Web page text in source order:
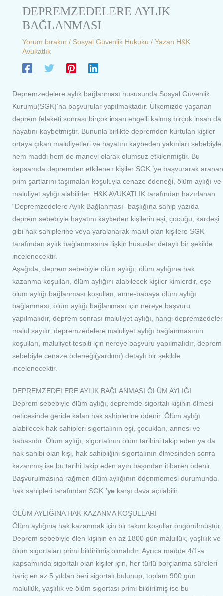
DEPREMZEDELERE AYLIK
BAĞLANMASI
Yorum bırakın / Sosyal Güvenlik Hukuku / Yazan H&K
Avukatlık
Depremzedelere aylık bağlanması hususunda Sosyal Güvenlik
Kurumu(SGK)’na başvurular yapılmaktadır. Ülkemizde yaşanan
deprem felaketi sonrası birçok insan engelli kalmış birçok insan da
hayatını kaybetmiştir. Bununla birlikte depremden kurtulan kişiler
ortaya çıkan maluliyetleri ve hayatını kaybeden yakınları sebebiyle
hem maddi hem de manevi olarak olumsuz etkilenmiştir. Bu
kapsamda depremden etkilenen kişiler SGK ’ye başvurarak aranan
prim şartlarını taşımaları koşuluyla cenaze ödeneği, ölüm aylığı ve
maluliyet aylığı alabilirler. H&K AVUKATLIK tarafından hazırlanan
“Depremzedelere Aylık Bağlanması” başlığına sahip yazıda
deprem sebebiyle hayatını kaybeden kişilerin eşi, çocuğu, kardeşi
gibi hak sahiplerine veya yaralanarak malul olan kişilere SGK
tarafından aylık bağlanmasına ilişkin hususlar detaylı bir şekilde
incelenecektir.
Aşağıda; deprem sebebiyle ölüm aylığı, ölüm aylığına hak
kazanma koşulları, ölüm aylığını alabilecek kişiler kimlerdir, eşe
ölüm aylığı bağlanması koşulları, anne-babaya ölüm aylığı
bağlanması, ölüm aylığı bağlanması için nereye başvuru
yapılmalıdır, deprem sonrası maluliyet aylığı, hangi depremzedeler
malul sayılır, depremzedelere maluliyet aylığı bağlanmasının
koşulları, maluliyet tespiti için nereye başvuru yapılmalıdır, deprem
sebebiyle cenaze ödeneği(yardımı) detaylı bir şekilde
incelenecektir.
DEPREMZEDELERE AYLIK BAĞLANMASI ÖLÜM AYLIĞI
Deprem sebebiyle ölüm aylığı, depremde sigortalı kişinin ölmesi
neticesinde geride kalan hak sahiplerine ödenir. Ölüm aylığı
alabilecek hak sahipleri sigortalının eşi, çocukları, annesi ve
babasıdır. Ölüm aylığı, sigortalının ölüm tarihini takip eden ya da
hak sahibi olan kişi, hak sahipliğini sigortalının ölmesinden sonra
kazanmış ise bu tarihi takip eden ayın başından itibaren ödenir.
Başvurulmasına rağmen ölüm aylığının ödenmemesi durumunda
hak sahipleri tarafından SGK ’ye karşı dava açılabilir.
ÖLÜM AYLIĞINA HAK KAZANMA KOŞULLARI
Ölüm aylığına hak kazanmak için bir takım koşullar öngörülmüştür.
Deprem sebebiyle ölen kişinin en az 1800 gün malullük, yaşlılık ve
ölüm sigortaları primi bildirilmiş olmalıdır. Ayrıca madde 4/1-a
kapsamında sigortalı olan kişiler için, her türlü borçlanma süreleri
hariç en az 5 yıldan beri sigortalı bulunup, toplam 900 gün
malullük, yaşlılık ve ölüm sigortası primi bildirilmiş ise bu